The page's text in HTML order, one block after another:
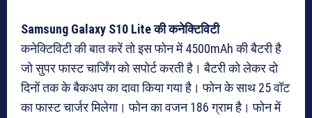
Samsung Galaxy S10 Lite की कनेक्टिविटी
कनेक्टिविटी की बात करें तो इस फोन में 4500mAh की बैटरी है
जो सुपर फास्ट चार्जिंग को सपोर्ट करती है। बैटरी को लेकर दो
दिनों तक के बैकअप का दावा किया गया है। फोन के साथ 25 वॉट
का फास्ट चार्जर मिलेगा। फोन का वजन 186 ग्राम है। फोन में